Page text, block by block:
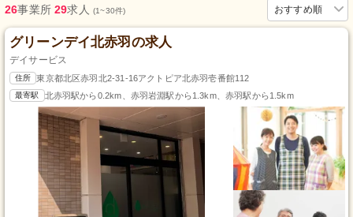
おすすめ順
26事業所 29求人 (1~30件)
グリーンデイ北赤羽の求人
デイサービス
住所 東京都北区赤羽北2-31-16アクトピア北赤羽壱番館112
最寄駅 北赤羽駅から0.2km、赤羽岩淵駅から1.3km、赤羽駅から1.5km